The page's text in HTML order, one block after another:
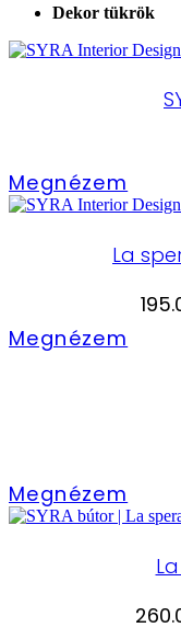
Dekor tükrök
Megnézem
La
Megnézem
Megnézem